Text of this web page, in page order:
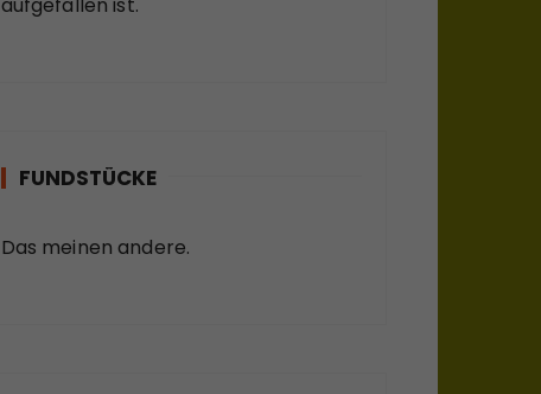
aufgefallen ist.
FUNDSTÜCKE
Das meinen andere.